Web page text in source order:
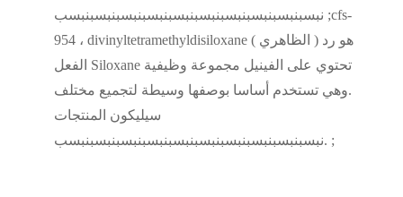
نبسبنبسبنبسبنبسبنبسبنبسبنبسبنبسبنبسبنبسب ;cfs-
954 ، divinyltetramethyldisiloxane ( الظاهري ) هو رد
الفعل Siloxane تحتوي على الفينيل مجموعة وظيفية
.وهي تستخدم أساسا بوصفها وسيطة لتجميع مختلف
سيليكون المنتجات
.نبسبنبسبنبسبنبسبنبسبنبسبنبسبنبسبنبسبنبسب ;